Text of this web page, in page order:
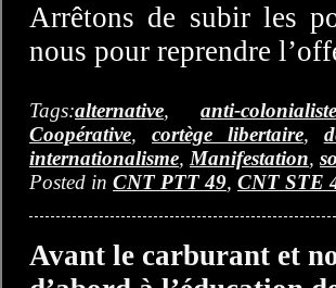
Arrêtons de subir les
nous pour reprendre
Tags:alternative,anti-colonialiste
Coopérative, cortège libertaire,
internationalisme, Manifestation,
Posted in CNT PTT 49, CNT STE
Avant le carburant et